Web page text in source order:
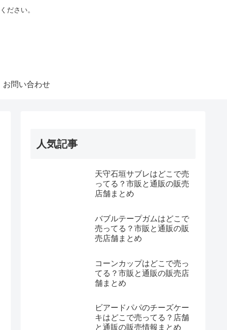
ださい。
お問い合わせ
人気記事
天守石垣サブレはどこで売
ってる？市販と通販の販売
店舗まとめ
バブルテープガムはどこで
売ってる？市販と通販の販
売店舗まとめ
コーンカップはどこで売っ
てる？市販と通販の販売店
舗まとめ
ビアードパパのチーズケー
キはどこで売ってる？店舗
と通販の販売情報まとめ